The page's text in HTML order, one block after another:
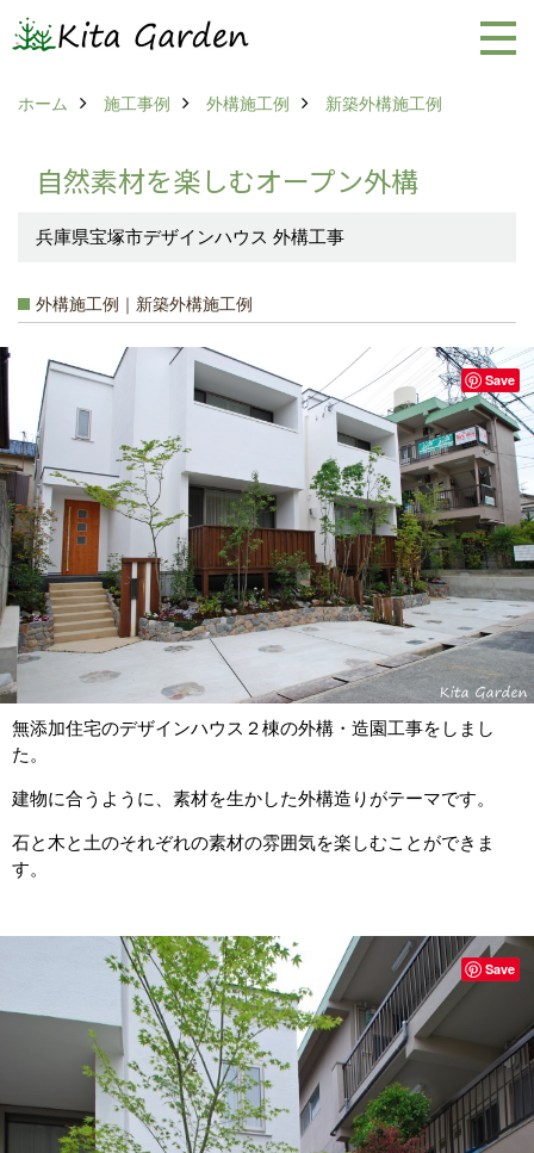
ホーム 施工事例 外構施工例 新築外構施工例
自然素材を楽しむオープン外構
兵庫県宝塚市デザインハウス 外構工事
外構施工例｜新築外構施工例
無添加住宅のデザインハウス２棟の外構・造園工事をしまし
た。
建物に合うように、素材を生かした外構造りがテーマです。
石と木と土のそれぞれの素材の雰囲気を楽しむことができま
す。
Save
Save